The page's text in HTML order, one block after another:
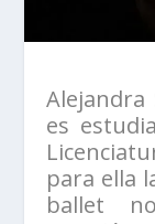
Alejandra
es
para ella
ballet